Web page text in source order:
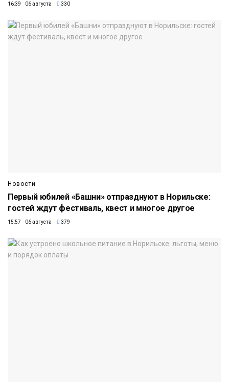
16:39 06 августа 330
Новости
Первый юбилей «Башни» отпразднуют в Норильске:
гостей ждут фестиваль, квест и многое другое
15:57 06 августа 379